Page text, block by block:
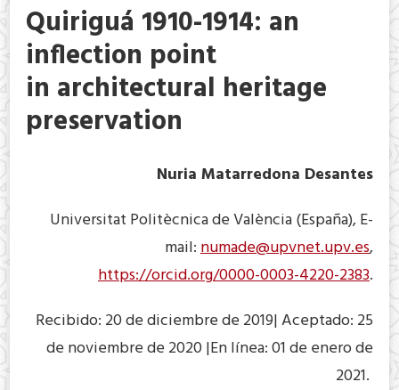
Quiriguá 1910-1914: an
inflection point
in architectural heritage
preservation
Nuria Matarredona Desantes
Universitat Politècnica de València (España), E-
mail:numade@upvnet.upv.es,
https://orcid.org/0000-0003-4220-2383.
Recibido: 20 de diciembre de 2019| Aceptado: 25
de noviembre de 2020 |En línea: 01 de enero de
2021.